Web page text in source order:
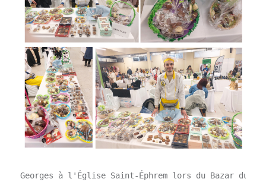
Georges à l'Église Saint-Éphrem lors du Bazar du